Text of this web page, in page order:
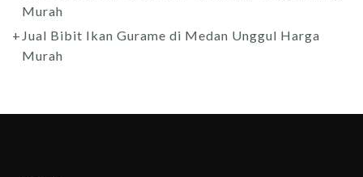
Murah
Jual Bibit Ikan Gurame di Medan Unggul Harga
Murah